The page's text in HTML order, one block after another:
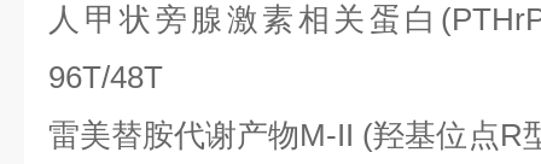
人甲状旁腺激素相关蛋白
96T/48T
雷美替胺代谢产物M-II (羟基位点R